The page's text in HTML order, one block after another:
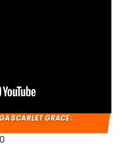
SCARLET GRACE :